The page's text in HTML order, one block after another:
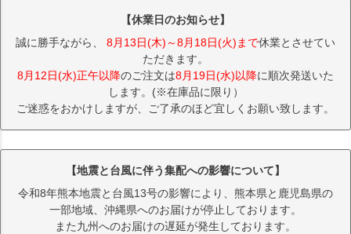
【休業日のお知らせ】
誠に勝手ながら、 8月13日(木)～8月18日(火)まで休業とさせてい
ただきます。
8月12日(水)正午以降のご注文は8月19日(水)以降に順次発送いた
します。(※在庫品に限り）
ご迷惑をおかけしますが、ご了承のほど宜しくお願い致します。
【地震と台風に伴う集配への影響について】
令和8年熊本地震と台風13号の影響により、熊本県と鹿児島県の
一部地域、沖縄県へのお届けが停止しております。
また九州へのお届けの遅延が発生しております。